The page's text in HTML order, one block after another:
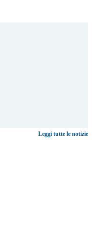
Leggi tutte le notizie